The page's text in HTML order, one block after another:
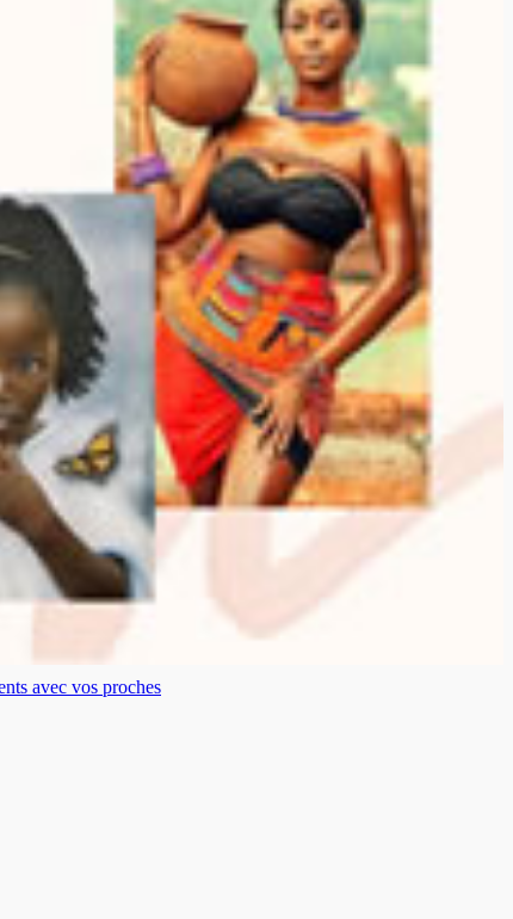
avec vos proches